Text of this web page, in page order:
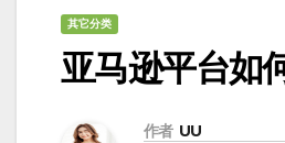
其它分类
亚马逊平台如
作者 UU